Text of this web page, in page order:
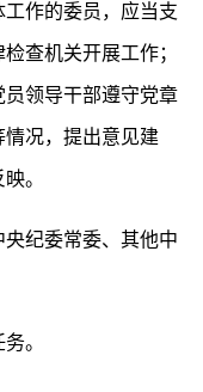
作的委员，应当支
查机关开展工作；
领导干部遵守党章
况，提出意见建
。
纪委常委、其他中
。